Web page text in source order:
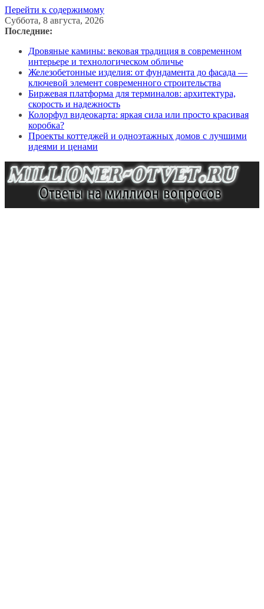
Перейти к содержимому
Суббота, 8 августа, 2026
Последние:
Дровяные камины: вековая традиция в современном
интерьере и технологическом обличье
Железобетонные изделия: от фундамента до фасада —
ключевой элемент современного строительства
Биржевая платформа для терминалов: архитектура,
скорость и надежность
Колорфул видеокарта: яркая сила или просто красивая
коробка?
Проекты коттеджей и одноэтажных домов с лучшими
идеями и ценами